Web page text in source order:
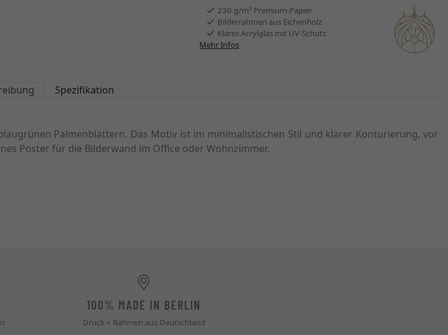
230 g/m² Premium-Papier
Bilderrahmen aus Eichenholz
Klares Acrylglas mit UV-Schutz
Mehr Infos
Spezifikation
Palmenblättern. Das Motiv ist im minimalistischen Stil und klarer Konturierung, vor
Poster für die Bilderwand im Office oder Wohnzimmer.
100% MADE IN BERLIN
Druck + Rahmen aus Deutschland